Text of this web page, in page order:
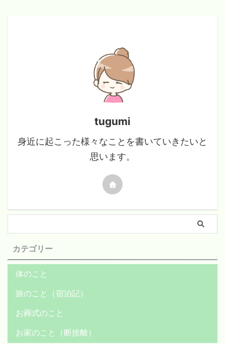
tugumi
身近に起こった様々なことを書いていきたいと
思います。
カテゴリー
体のこと
旅のこと（宿泊記）
お葬式のこと
お家のこと（断捨離）